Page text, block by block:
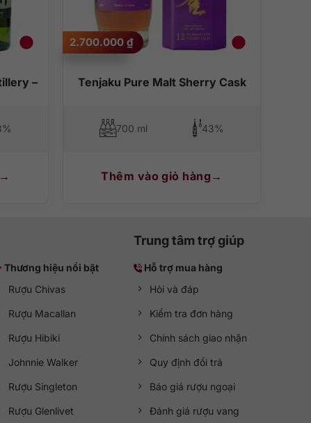
rượu Hibiki Master’s Selectsẽ khiến người dùng ngạc
của thùng gỗ sồi. Trên vòm miệng ngập tràn vị
quyện cùng vị chua hấp dẫn đến giọt cuối cùng.
ăn đi kèm hãy dành thời gian cho bữa tiệc nhẹ,
–
Tenjaku Pure Malt Sherry Cask
2.700.000 ₫
700 ml 43%
Thêm vào giỏ hàng
Thương hiệu nổi bật
Rượu Chivas
Rượu Macallan
Rượu Hibiki
Johnnie Walker
Rượu Singleton
Rượu Glenlivet
Trung tâm trợ giúp
Hỗ trợ mua hàng
Hỏi và đáp
Kiểm tra đơn hàng
Chính sách giao nhận
Quy định đổi trả
Báo giá rượu ngoại
Đánh giá rượu vang